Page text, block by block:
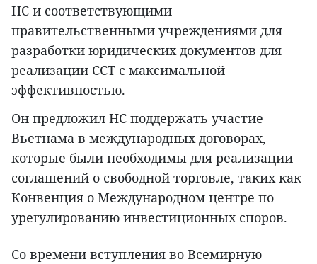
НС и соответствующими
правительственными учреждениями для
разработки юридических документов для
реализации ССТ с максимальной
эффективностью.
Он предложил НС поддержать участие
Вьетнама в международных договорах,
которые были необходимы для реализации
соглашений о свободной торговле, таких как
Конвенция о Международном центре по
урегулированию инвестиционных споров.
Со времени вступления во Всемирную